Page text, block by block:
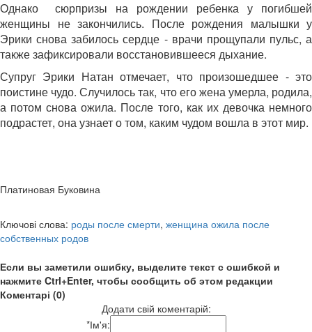
Однако сюрпризы на рождении ребенка у погибшей
женщины не закончились. После рождения малышки у
Эрики снова забилось сердце - врачи прощупали пульс, а
также зафиксировали восстановившееся дыхание.
Супруг Эрики Натан отмечает, что произошедшее - это
поистине чудо. Случилось так, что его жена умерла, родила,
а потом снова ожила. После того, как их девочка немного
подрастет, она узнает о том, каким чудом вошла в этот мир.
Платиновая Буковина
Ключові слова: роды после смерти, женщина ожила после
собственных родов
Если вы заметили ошибку, выделите текст с ошибкой и
нажмите Ctrl+Enter, чтобы сообщить об этом редакции
Коментарі (0)
Додати свій коментарій:
*Ім'я: